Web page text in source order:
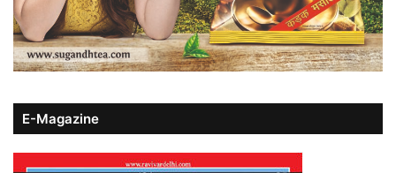
E-Magazine